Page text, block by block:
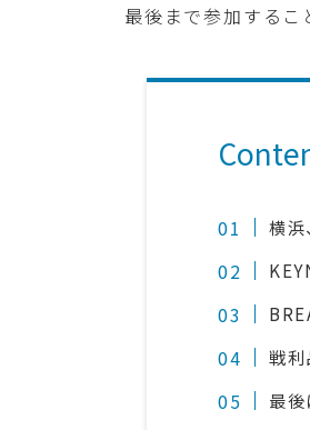
最後まで参加するこ
横浜
戦利
最後